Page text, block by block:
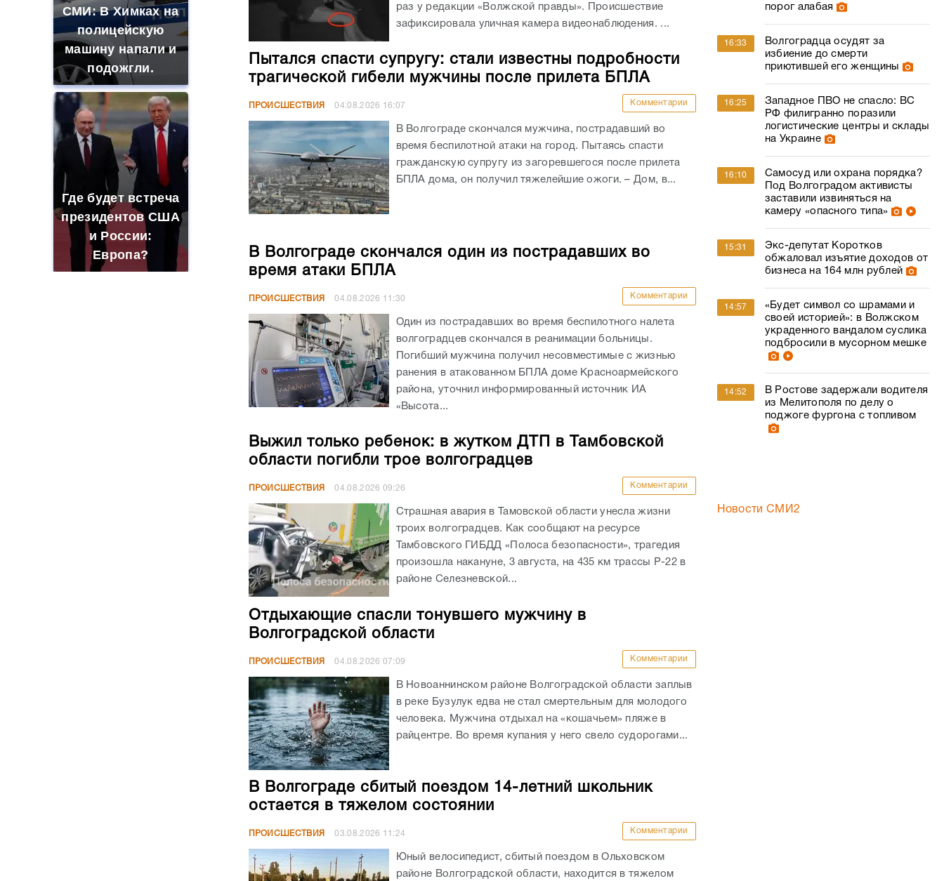
СМИ: В Химках на
полицейскую
машину напали и
подожгли.
Где будет встреча
президентов США
и России:
Европа?
раз у редакции «Волжской правды». Происшествие
зафиксировала уличная камера видеонаблюдения. ...
Пытался спасти супругу: стали известны подробности
трагической гибели мужчины после прилета БПЛА
ПРОИСШЕСТВИЯ 04.08.2026 16:07 Комментарии
В Волгограде скончался мужчина, пострадавший во
время беспилотной атаки на город. Пытаясь спасти
гражданскую супругу из загоревшегося после прилета
БПЛА дома, он получил тяжелейшие ожоги. – Дом, в...
В Волгограде скончался один из пострадавших во
время атаки БПЛА
ПРОИСШЕСТВИЯ 04.08.2026 11:30 Комментарии
Один из пострадавших во время беспилотного налета
волгоградцев скончался в реанимации больницы.
Погибший мужчина получил несовместимые с жизнью
ранения в атакованном БПЛА доме Красноармейского
района, уточнил информированный источник ИА
«Высота...
Выжил только ребенок: в жутком ДТП в Тамбовской
области погибли трое волгоградцев
ПРОИСШЕСТВИЯ 04.08.2026 09:26 Комментарии
Страшная авария в Тамовской области унесла жизни
троих волгоградцев. Как сообщают на ресурсе
Тамбовского ГИБДД «Полоса безопасности», трагедия
произошла накануне, 3 августа, на 435 км трассы Р-22 в
районе Селезневской...
Отдыхающие спасли тонувшего мужчину в
Волгоградской области
ПРОИСШЕСТВИЯ 04.08.2026 07:09 Комментарии
В Новоаннинском районе Волгоградской области заплыв
в реке Бузулук едва не стал смертельным для молодого
человека. Мужчина отдыхал на «кошачьем» пляже в
райцентре. Во время купания у него свело судорогами...
В Волгограде сбитый поездом 14-летний школьник
остается в тяжелом состоянии
ПРОИСШЕСТВИЯ 03.08.2026 11:24 Комментарии
Юный велосипедист, сбитый поездом в Ольховском
районе Волгоградской области, находится в тяжелом
порог алабая
16:33
Волгоградца осудят за
избиение до смерти
приютившей его женщины
16:25
Западное ПВО не спасло: ВС
РФ филигранно поразили
логистические центры и склады
на Украине
16:10
Самосуд или охрана порядка?
Под Волгоградом активисты
заставили извиняться на
камеру «опасного типа»
15:31
Экс-депутат Коротков
обжаловал изъятие доходов от
бизнеса на 164 млн рублей
14:57
«Будет символ со шрамами и
своей историей»: в Волжском
украденного вандалом суслика
подбросили в мусорном мешке
14:52
В Ростове задержали водителя
из Мелитополя по делу о
поджоге фургона с топливом
Новости СМИ2